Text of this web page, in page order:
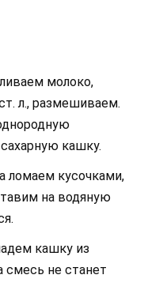
молоко,
л., размешиваем.
кашку.
ломаем кусочками,
на водяную
кашку из
смесь не станет